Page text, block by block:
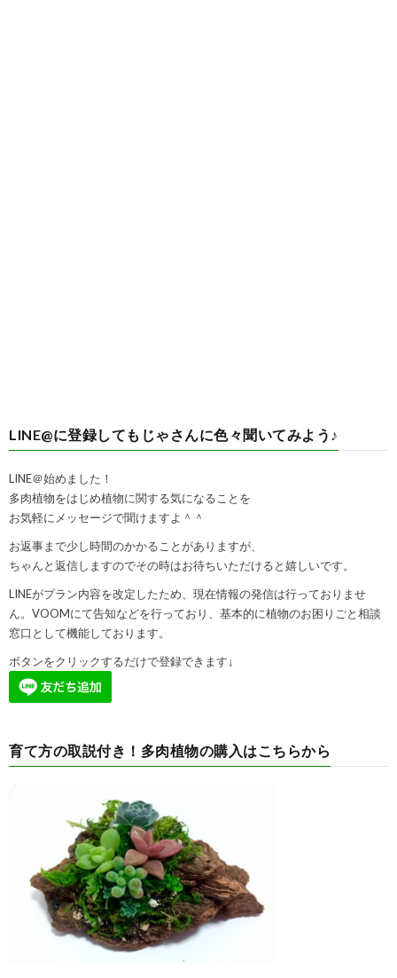
LINE@に登録してもじゃさんに色々聞いてみよう♪
LINE＠始めました！
多肉植物をはじめ植物に関する気になることを
お気軽にメッセージで聞けますよ＾＾
お返事まで少し時間のかかることがありますが、
ちゃんと返信しますのでその時はお待ちいただけると嬉しいです。
LINEがプラン内容を改定したため、現在情報の発信は行っておりませ
ん。VOOMにて告知などを行っており、基本的に植物のお困りごと相談
窓口として機能しております。
ボタンをクリックするだけで登録できます↓
育て方の取説付き！多肉植物の購入はこちらから